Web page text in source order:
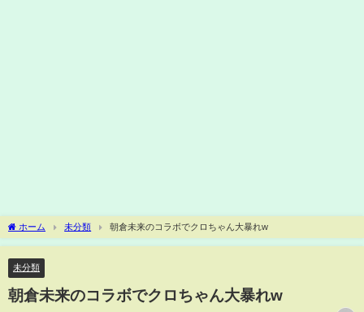
ホーム 未分類 朝倉未来のコラボでクロちゃん大暴れw
未分類
朝倉未来のコラボでクロちゃん大暴れw